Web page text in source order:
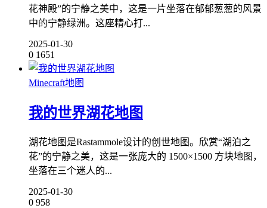
花神殿”的宁静之美中，这是一片坐落在郁郁葱葱的风景
中的宁静绿洲。这座精心打...
2025-01-30
0 1651
Minecraft地图
我的世界湖花地图
湖花地图是Rastammole设计的创世地图。欣赏“湖泊之
花”的宁静之美，这是一张庞大的 1500×1500 方块地图，
坐落在三个迷人的...
2025-01-30
0 958